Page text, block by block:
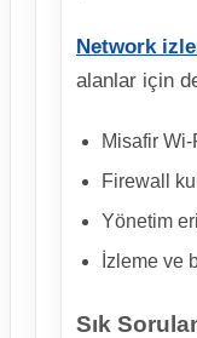
Network
alanlar için
Misafir Wi-
Firewall
Yönetim
İzleme ve
Sık